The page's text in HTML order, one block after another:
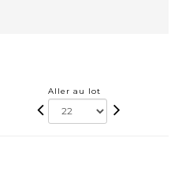
Aller au lot